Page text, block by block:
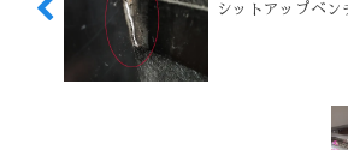
シットアップベン